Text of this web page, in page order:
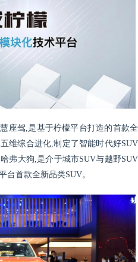
座驾,是基于柠檬平台打造的首款全
维综合进化,制定了智能时代好SUV
弗大狗,是介于城市SUV与越野SUV
台首款全新品类SUV。